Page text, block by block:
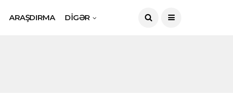
ARAŞDIRMA DİGƏR